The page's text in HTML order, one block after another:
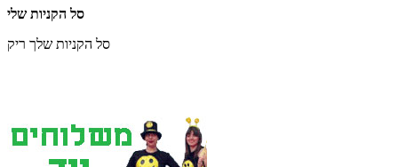
סל הקניות שלי
סל הקניות שלך ריק